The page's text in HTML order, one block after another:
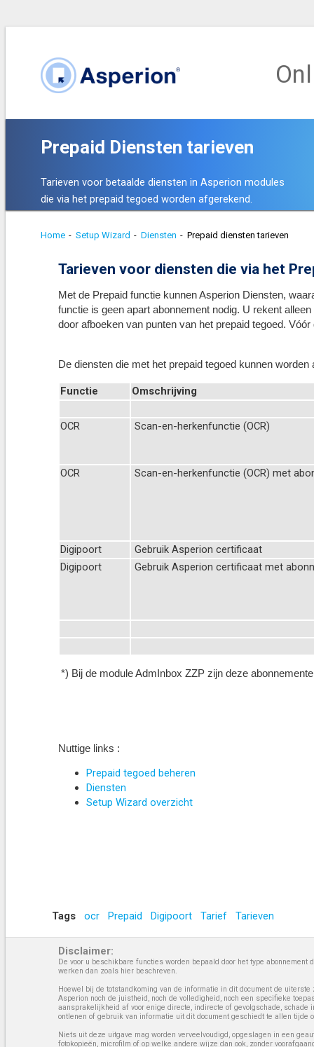
Prepaid Diensten tarieven
Tarieven voor betaalde diensten in Asperion modules
die via het prepaid tegoed worden afgerekend.
Home - Setup Wizard - Diensten - Prepaid diensten tarieven
Tarieven voor diensten die via het
Met de Prepaid functie kunnen Asperion Diensten,
functie is geen apart abonnement nodig. U rekent
door afboeken van punten van het prepaid tegoed.
De diensten die met het prepaid tegoed kunnen
Functie Omschrijving
OCR Scan-en-herkenfunctie (OCR)
OCR Scan-en-herkenfunctie (OCR) met
Digipoort
Gebruik Asperion certificaat
Digipoort
Gebruik Asperion certificaat met
*) Bij de module AdmInbox ZZP zijn deze
Nuttige links :
Prepaid tegoed beheren
Diensten
Setup Wizard overzicht
Tags ocr Prepaid Digipoort Tarief Tarieven
Disclaimer:
De voor u beschikbare functies worden bepaald door het type
werken dan zoals hier beschreven.
Hoewel bij de totstandkoming van de informatie in dit document de
Asperion noch de juistheid, noch de volledigheid, noch een specifieke
aansprakelijkheid af voor enige directe, indirecte of gevolgschade,
ontlenen of gebruik van informatie uit dit document geschiedt te allen tijde
Niets uit deze uitgave mag worden verveelvoudigd, opgeslagen in een
fotokopieën, microfilm of op welke andere wijze dan ook, zonder